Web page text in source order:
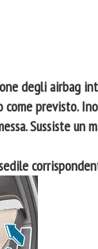
degli airbag
come previsto.
Sussiste un